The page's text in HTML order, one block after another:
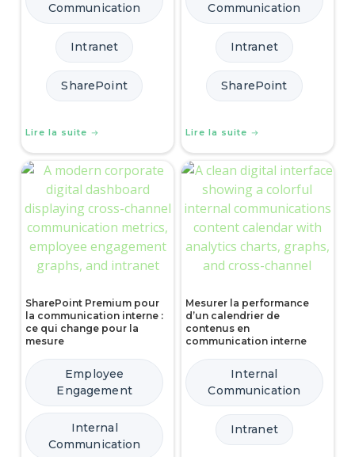
Communication
Intranet
SharePoint
Lire la suite
Communication
Intranet
SharePoint
Lire la suite
SharePoint Premium pour
la communication interne :
ce qui change pour la
mesure
Employee
Engagement
Internal
Communication
Mesurer la performance
d’un calendrier de
contenus en
communication interne
Internal
Communication
Intranet